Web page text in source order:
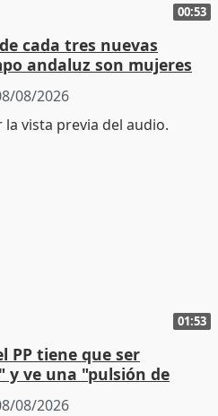
00:53
cada tres nuevas
andaluz son mujeres
08/2026
01:53
PP tiene que ser
y ve una "pulsión de
08/2026